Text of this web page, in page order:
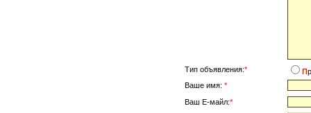
Тип объявления:* П
Ваше имя: *
Ваш Е-майл:*